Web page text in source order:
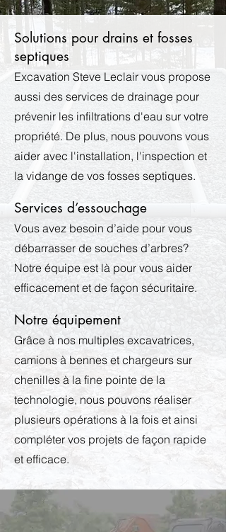
Solutions pour drains et fosses
septiques
Excavation Steve Leclair vous propose
aussi des services de drainage pour
prévenir les infiltrations d'eau sur votre
propriété. De plus, nous pouvons vous
aider avec l'installation, l'inspection et
la vidange de vos fosses septiques.
Services d’essouchage
Vous avez besoin d’aide pour vous
débarrasser de souches d’arbres?
Notre équipe est là pour vous aider
efficacement et de façon sécuritaire.
Notre équipement
Grâce à nos multiples excavatrices,
camions à bennes et chargeurs sur
chenilles à la fine pointe de la
technologie, nous pouvons réaliser
plusieurs opérations à la fois et ainsi
compléter vos projets de façon rapide
et efficace.